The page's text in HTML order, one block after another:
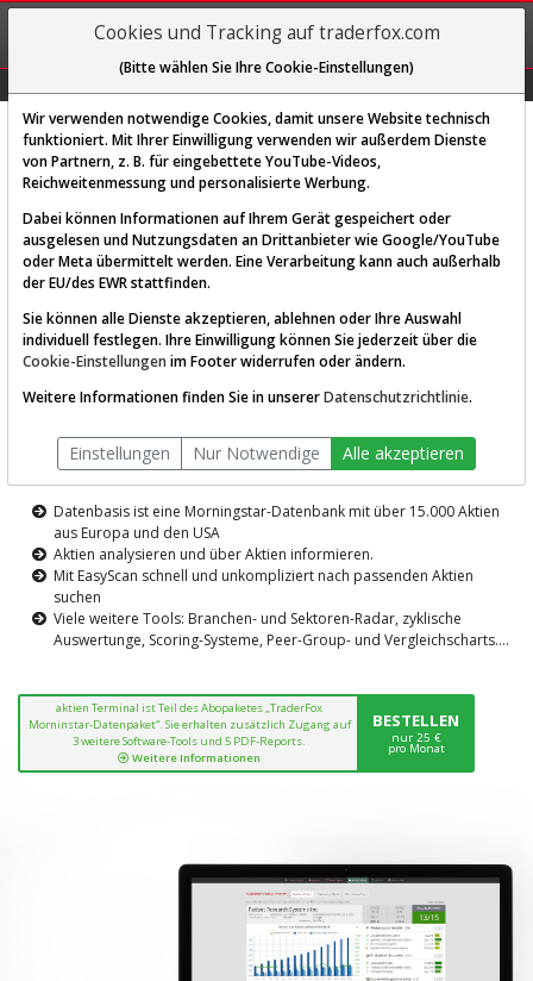
REGIS-
TRIEREN
Diese Funktion ist nur für
AKTIEN-TERMINAL
Die Aktienanalyse-Plattform von
TraderFox
Datenbasis ist eine Morningstar-Datenbank mit über 15.000 Aktien
aus Europa und den USA
Aktien analysieren und über Aktien informieren.
Mit EasyScan schnell und unkompliziert nach passenden Aktien
suchen
Viele weitere Tools: Branchen- und Sektoren-Radar, zyklische
Auswertunge, Scoring-Systeme, Peer-Group- und Vergleichscharts....
aktien Terminal ist Teil des Abopaketes „TraderFox
Morninstar-Datenpaket“. Sie erhalten zusätzlich Zugang auf
3 weitere Software-Tools und 5 PDF-Reports.
Weitere Informationen
BESTELLEN
nur 25 €
pro Monat
Cookies und Tracking auf traderfox.com
(Bitte wählen Sie Ihre Cookie-Einstellungen)
Wir verwenden notwendige Cookies, damit unsere Website technisch
funktioniert. Mit Ihrer Einwilligung verwenden wir außerdem Dienste
von Partnern, z. B. für eingebettete YouTube-Videos,
Reichweitenmessung und personalisierte Werbung.
Dabei können Informationen auf Ihrem Gerät gespeichert oder
ausgelesen und Nutzungsdaten an Drittanbieter wie Google/YouTube
oder Meta übermittelt werden. Eine Verarbeitung kann auch außerhalb
der EU/des EWR stattfinden.
Sie können alle Dienste akzeptieren, ablehnen oder Ihre Auswahl
individuell festlegen. Ihre Einwilligung können Sie jederzeit über die
Cookie-Einstellungen im Footer widerrufen oder ändern.
Weitere Informationen finden Sie in unsererDatenschutzrichtlinie.
Einstellungen Nur Notwendige Alle akzeptieren